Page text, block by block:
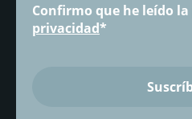
Confirmo que he leído la
privacidad*